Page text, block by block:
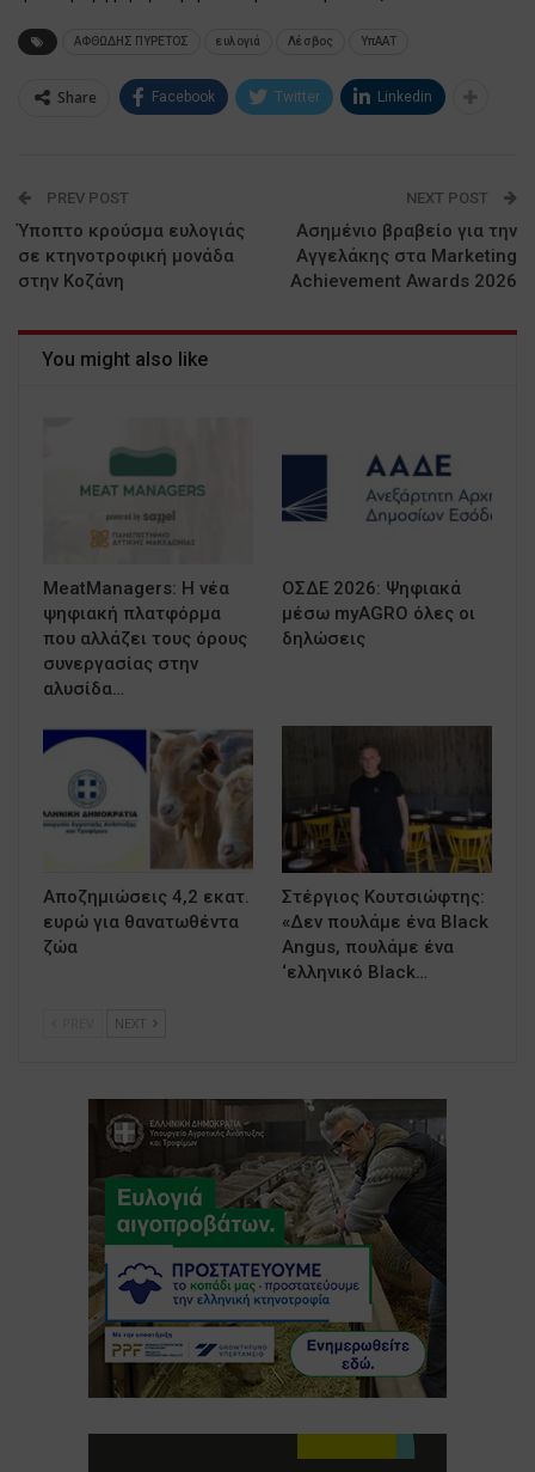
ΑΦΘΩΔΗΣ ΠΥΡΕΤΟΣ ευλογιά Λέσβος ΥπΑΑΤ
Share Facebook Twitter Linkedin
PREV POST
Ύποπτο κρούσμα ευλογιάς
σε κτηνοτροφική μονάδα
στην Κοζάνη
NEXT POST
Ασημένιο βραβείο για την
Αγγελάκης στα Marketing
Achievement Awards 2026
You might also like
MeatManagers: Η νέα
ψηφιακή πλατφόρμα
που αλλάζει τους όρους
συνεργασίας στην
αλυσίδα…
ΟΣΔΕ 2026: Ψηφιακά
μέσω myAGRO όλες οι
δηλώσεις
Αποζημιώσεις 4,2 εκατ.
ευρώ για θανατωθέντα
ζώα
Στέργιος Κουτσιώφτης:
«Δεν πουλάμε ένα Black
Angus, πουλάμε ένα
‘ελληνικό Black…
NEXT